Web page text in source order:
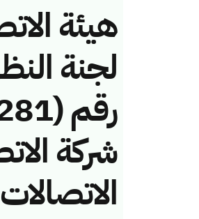
هيئة
لجنة
شركة
الاتصالات